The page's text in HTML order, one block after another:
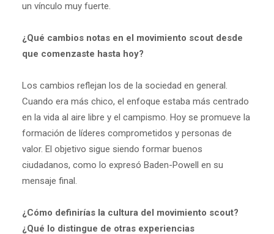
un vínculo muy fuerte.
¿Qué cambios notas en el movimiento scout desde
que comenzaste hasta hoy?
Los cambios reflejan los de la sociedad en general.
Cuando era más chico, el enfoque estaba más centrado
en la vida al aire libre y el campismo. Hoy se promueve la
formación de líderes comprometidos y personas de
valor. El objetivo sigue siendo formar buenos
ciudadanos, como lo expresó Baden-Powell en su
mensaje final.
¿Cómo definirías la cultura del movimiento scout?
¿Qué lo distingue de otras experiencias